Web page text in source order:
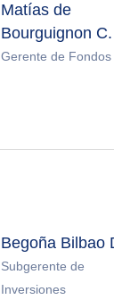
Matías de
Bourguignon C.
Gerente de Fondos
Begoña Bilbao
Subgerente de
Inversiones